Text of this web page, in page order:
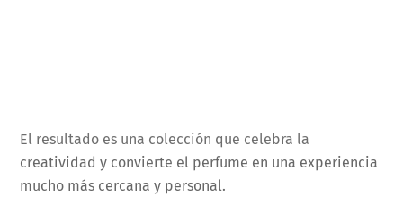
El resultado es una colección que celebra la
creatividad y convierte el perfume en una experiencia
mucho más cercana y personal.